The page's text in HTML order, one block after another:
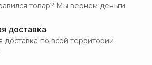
товар? Мы вернем деньги
доставка
доставка по всей территории